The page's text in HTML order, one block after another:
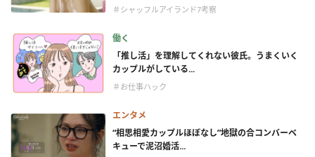
＃シャッフルアイランド7考察
働く
「推し活」を理解してくれない彼氏。うまくいく
カップルがしている...
＃お仕事ハック
エンタメ
“相思相愛カップルほぼなし”地獄の合コンバーベ
キューで泥沼婚活...